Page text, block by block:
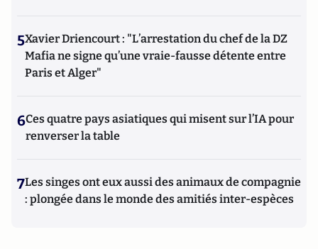
5Xavier Driencourt : "L’arrestation du chef de la DZ
Mafia ne signe qu’une vraie-fausse détente entre
Paris et Alger"
6Ces quatre pays asiatiques qui misent sur l’IA pour
renverser la table
7Les singes ont eux aussi des animaux de compagnie
: plongée dans le monde des amitiés inter-espèces